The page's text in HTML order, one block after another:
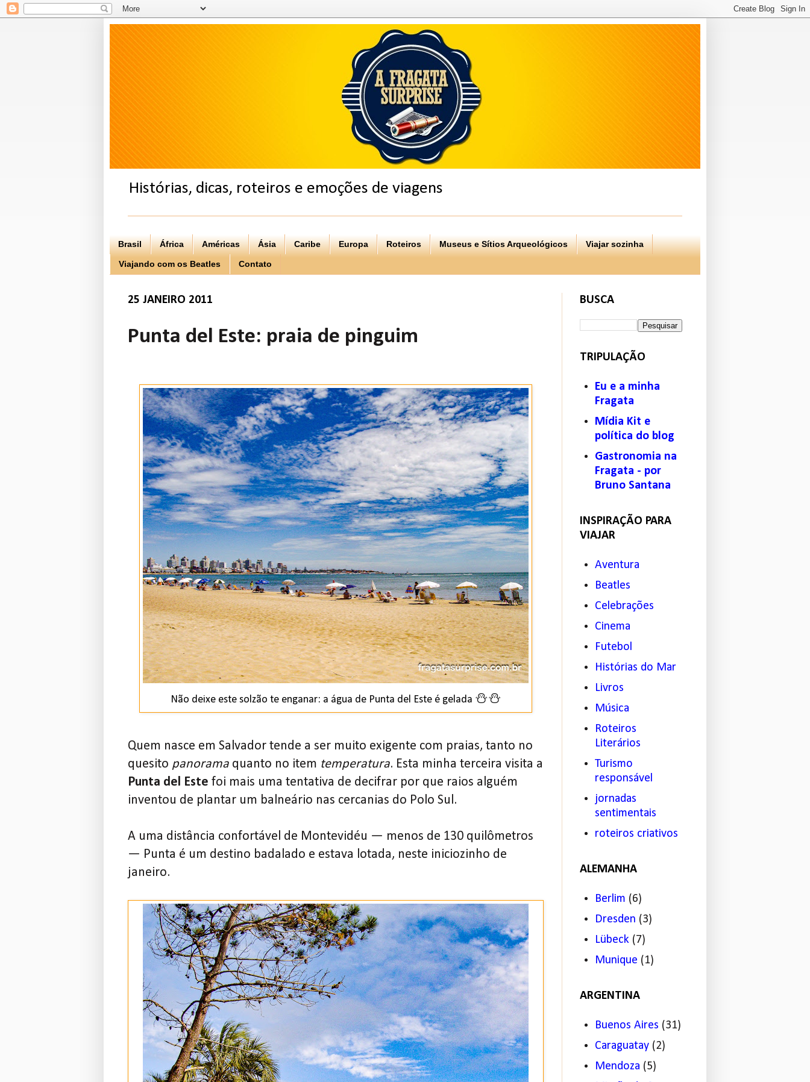
Histórias, dicas, roteiros e emoções de viagens
Brasil África Américas Ásia Caribe Europa Roteiros Museus e Sítios Arqueológicos Viajar sozinha
Viajando com os Beatles Contato
25 JANEIRO 2011
Punta del Este: praia de pinguim
Não deixe este solzão te enganar: a água de Punta del Este é gelada ⛄⛄
Quem nasce em Salvador tende a ser muito exigente com praias, tanto no
quesito panorama quanto no item temperatura. Esta minha terceira visita a
Punta del Este foi mais uma tentativa de decifrar por que raios alguém
inventou de plantar um balneário nas cercanias do Polo Sul.
A uma distância confortável de Montevidéu — menos de 130 quilômetros
— Punta é um destino badalado e estava lotada, neste iniciozinho de
janeiro.
BUSCA
TRIPULAÇÃO
Eu e a minha
Fragata
Mídia Kit e
política do blog
Gastronomia na
Fragata - por
Bruno Santana
INSPIRAÇÃO PARA
VIAJAR
Aventura
Beatles
Celebrações
Cinema
Futebol
Histórias do Mar
Livros
Música
Roteiros
Literários
Turismo
responsável
jornadas
sentimentais
roteiros criativos
ALEMANHA
Berlim (6)
Dresden (3)
Lübeck (7)
Munique (1)
ARGENTINA
Buenos Aires (31)
Caraguatay (2)
Mendoza (5)